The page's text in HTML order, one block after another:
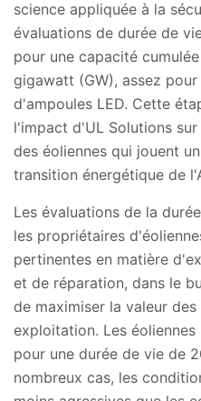
science appliquée à la
évaluations de durée de
pour une capacité
gigawatt (GW), assez
d'ampoules LED. Cette
l'impact d'UL Solutions
des éoliennes qui jouent
transition énergétique de
Les évaluations de la
les propriétaires
pertinentes en matière
et de réparation, dans le
de maximiser la valeur
exploitation. Les
pour une durée de vie de
nombreux cas, les